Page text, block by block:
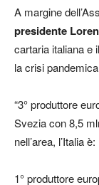
A margine
presidente
cartaria italiana e
la crisi
“3° produttore
Svezia con 8,5
nell’area, l’Italia è:
1° produttore